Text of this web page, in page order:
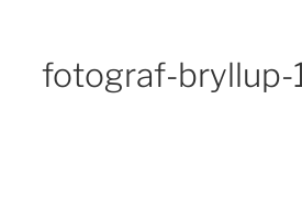
fotograf-bryllup-